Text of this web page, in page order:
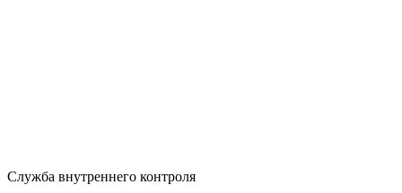
Служба внутреннего контроля